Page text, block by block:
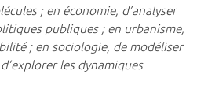
; en économie, d’analyser
publiques ; en urbanisme,
; en sociologie, de modéliser
les dynamiques